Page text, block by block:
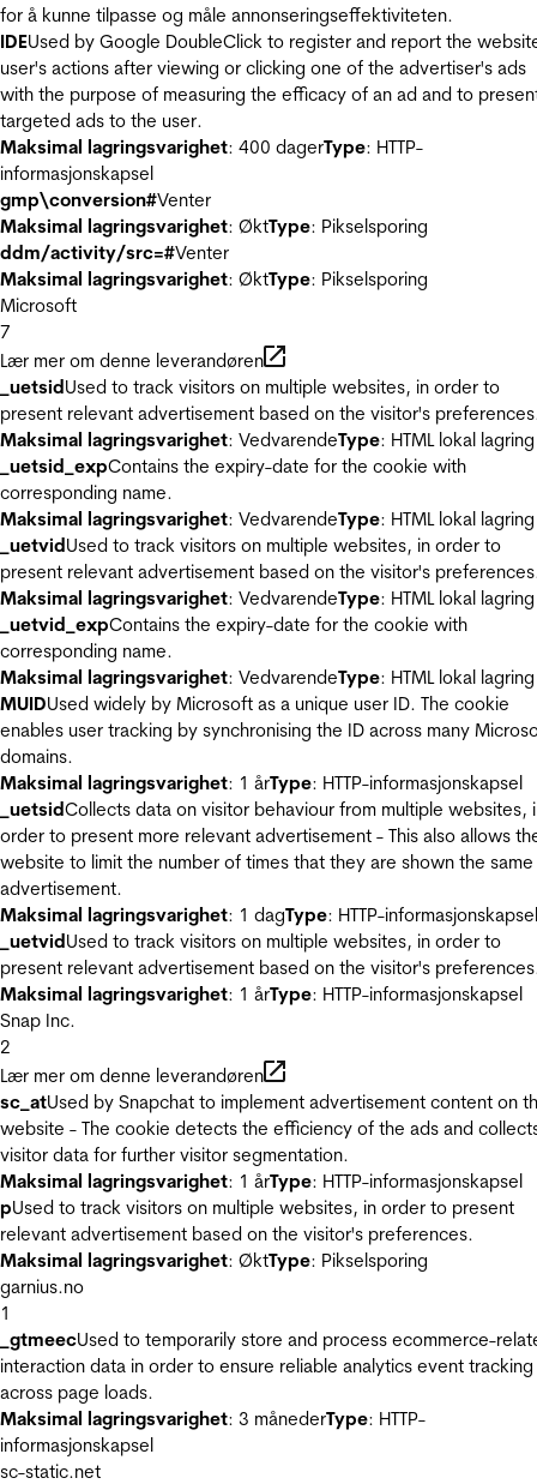
for å kunne tilpasse og måle annonseringseffektiviteten.
IDEUsed by Google DoubleClick to register and report the
user's actions after viewing or clicking one of the advertiser's ads
with the purpose of measuring the efficacy of an ad and to
targeted ads to the user.
Maksimal lagringsvarighet: 400 dagerType: HTTP-
informasjonskapsel
gmp\conversion#Venter
Maksimal lagringsvarighet: ØktType: Pikselsporing
ddm/activity/src=#Venter
Maksimal lagringsvarighet: ØktType: Pikselsporing
Microsoft
7
Lær mer om denne leverandøren
_uetsidUsed to track visitors on multiple websites, in order to
present relevant advertisement based on the visitor's
Maksimal lagringsvarighet: VedvarendeType: HTML lokal lagring
_uetsid_expContains the expiry-date for the cookie with
corresponding name.
Maksimal lagringsvarighet: VedvarendeType: HTML lokal lagring
_uetvidUsed to track visitors on multiple websites, in order to
present relevant advertisement based on the visitor's
Maksimal lagringsvarighet: VedvarendeType: HTML lokal lagring
_uetvid_expContains the expiry-date for the cookie with
corresponding name.
Maksimal lagringsvarighet: VedvarendeType: HTML lokal lagring
MUIDUsed widely by Microsoft as a unique user ID. The cookie
enables user tracking by synchronising the ID across many
domains.
Maksimal lagringsvarighet: 1 årType: HTTP-informasjonskapsel
_uetsidCollects data on visitor behaviour from multiple websites,
order to present more relevant advertisement - This also allows
website to limit the number of times that they are shown the same
advertisement.
Maksimal lagringsvarighet: 1 dagType: HTTP-informasjonskapsel
_uetvidUsed to track visitors on multiple websites, in order to
present relevant advertisement based on the visitor's
Maksimal lagringsvarighet: 1 årType: HTTP-informasjonskapsel
Snap Inc.
2
Lær mer om denne leverandøren
sc_atUsed by Snapchat to implement advertisement content on
website - The cookie detects the efficiency of the ads and
visitor data for further visitor segmentation.
Maksimal lagringsvarighet: 1 årType: HTTP-informasjonskapsel
pUsed to track visitors on multiple websites, in order to present
relevant advertisement based on the visitor's preferences.
Maksimal lagringsvarighet: ØktType: Pikselsporing
garnius.no
1
_gtmeecUsed to temporarily store and process ecommerce-
interaction data in order to ensure reliable analytics event tracking
across page loads.
Maksimal lagringsvarighet: 3 månederType: HTTP-
informasjonskapsel
sc-static.net